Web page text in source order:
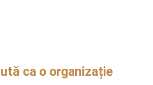
ca o organizație